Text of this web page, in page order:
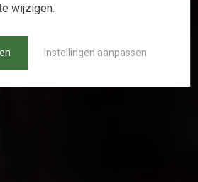
wijzigen.
Instellingen aanpassen